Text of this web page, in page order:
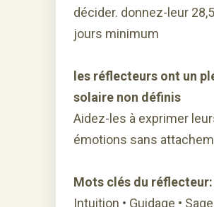
décider. donnez-leur 28,5
jours minimum
les réflecteurs ont un
solaire non définis
Aidez-les à exprimer
émotions sans
Mots clés du réflecteur:
Intuition • Guidage •